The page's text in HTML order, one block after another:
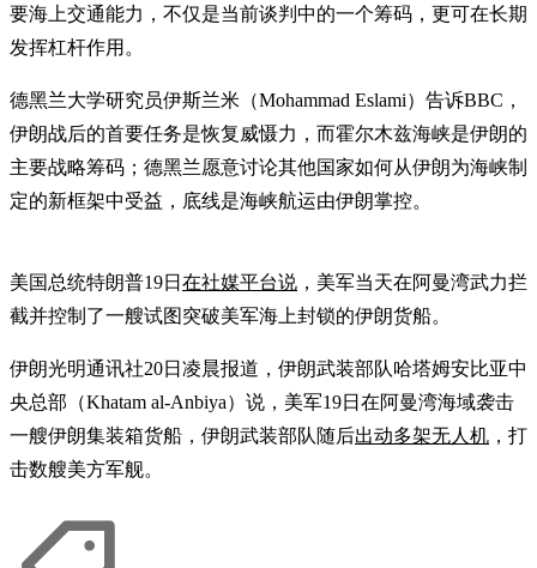
要海上交通能力，不仅是当前谈判中的一个筹码，更可在长期
发挥杠杆作用。
德黑兰大学研究员伊斯兰米（Mohammad Eslami）告诉BBC，
伊朗战后的首要任务是恢复威慑力，而霍尔木兹海峡是伊朗的
主要战略筹码；德黑兰愿意讨论其他国家如何从伊朗为海峡制
定的新框架中受益，底线是海峡航运由伊朗掌控。
美国总统特朗普19日 在社媒平台说 ，美军当天在阿曼湾武力拦
截并控制了一艘试图突破美军海上封锁的伊朗货船。
伊朗光明通讯社20日凌晨报道，伊朗武装部队哈塔姆安比亚中
央总部（Khatam al-Anbiya）说，美军19日在阿曼湾海域袭击
一艘伊朗集装箱货船，伊朗武装部队随后出动多架无人机 ，打
击数艘美方军舰。